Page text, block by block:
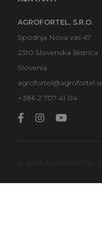
AGROFORTEL, S.R.O.
Spodnja Nova vas 47
2310 Slovenska Bistrica
Slovenia
agrofortel@agrofortel.si
+386 2 707 41 04